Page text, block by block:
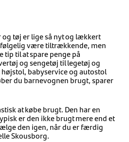
og tøj er lige så nyt og lækkert
være tiltrækkende, men
tip til at spare penge på
og sengetøj til legetøj og
babyservice og autostol
du barnevognen brugt, sparer
at købe brugt. Den har en
er den ikke brugt mere end et
den igen, når du er færdig
Skousborg.